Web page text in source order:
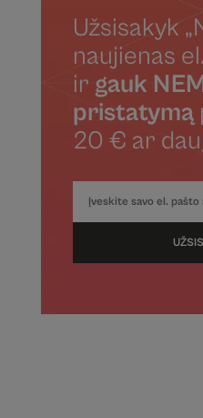
Užsisakyk
naujienas
ir gauk
pristatymą
20 € ar